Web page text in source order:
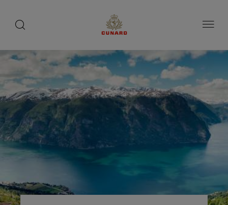
へ
ス
ッ
プ